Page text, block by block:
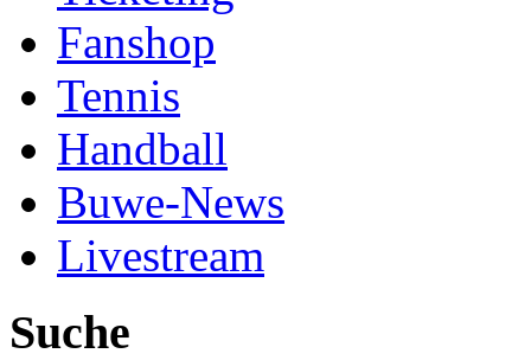
Fanshop
Tennis
Handball
Buwe-News
Livestream
Suche